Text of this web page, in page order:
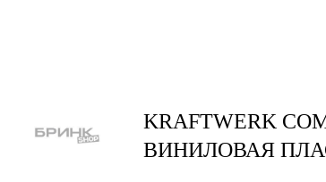
KRAFTWERK
ВИНИЛОВАЯ